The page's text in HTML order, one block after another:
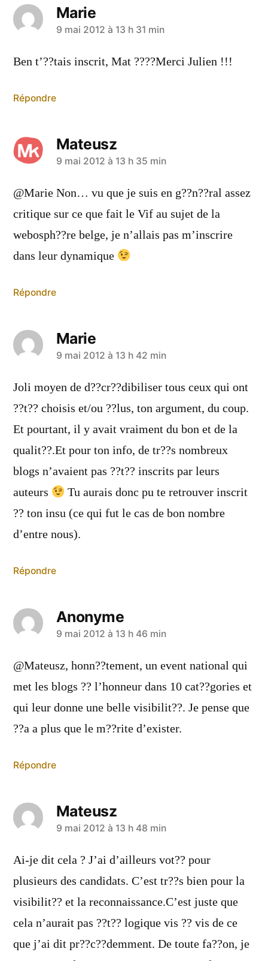
Marie
a
dit :
9 mai 2012 à 13 h 31 min
Ben t’??tais inscrit, Mat ????Merci Julien !!!
Répondre
Mateusz
a
dit :
9 mai 2012 à 13 h 35 min
@Marie Non… vu que je suis en g??n??ral assez
critique sur ce que fait le Vif au sujet de la
webosph??re belge, je n’allais pas m’inscrire
dans leur dynamique
Répondre
Marie
a
dit :
9 mai 2012 à 13 h 42 min
Joli moyen de d??cr??dibiliser tous ceux qui ont
??t?? choisis et/ou ??lus, ton argument, du coup.
Et pourtant, il y avait vraiment du bon et de la
qualit??.Et pour ton info, de tr??s nombreux
blogs n’avaient pas ??t?? inscrits par leurs
auteurs
Tu aurais donc pu te retrouver inscrit
?? ton insu (ce qui fut le cas de bon nombre
d’entre nous).
Répondre
Anonyme
a
dit :
9 mai 2012 à 13 h 46 min
@Mateusz, honn??tement, un event national qui
met les blogs ?? l’honneur dans 10 cat??gories et
qui leur donne une belle visibilit??. Je pense que
??a a plus que le m??rite d’exister.
Répondre
Mateusz
a
dit :
9 mai 2012 à 13 h 48 min
Ai-je dit cela ? J’ai d’ailleurs vot?? pour
plusieurs des candidats. C’est tr??s bien pour la
visibilit?? et la reconnaissance.C’est juste que
cela n’aurait pas ??t?? logique vis ?? vis de ce
que j’ai dit pr??c??demment. De toute fa??on, je